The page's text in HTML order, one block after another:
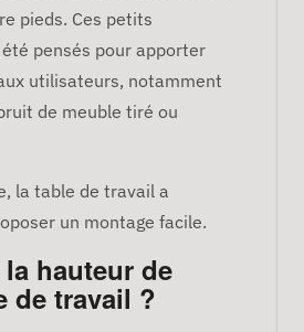
pieds. Ces petits
pensés pour apporter
utilisateurs, notamment
de meuble tiré ou
la table de travail a
un montage facile.
hauteur de
de travail ?